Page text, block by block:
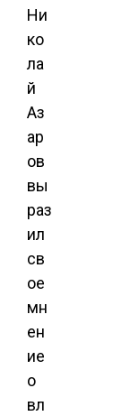
Ни
ко
ла
й
Аз
ар
ов
вы
раз
ил
св
ое
мн
ен
ие
о
вл